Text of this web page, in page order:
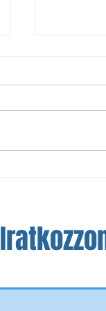
NBIII: